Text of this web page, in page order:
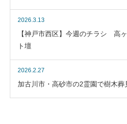
2026.3.13
【神戸市西区】今週のチラシ 高
ト壇
2026.2.27
加古川市・高砂市の2霊園で樹木葬